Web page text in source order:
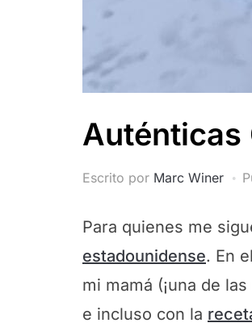
Auténticas
Escrito por Marc Winer
Para quienes me
estadounidense. En
mi mamá (¡una de
e incluso con la